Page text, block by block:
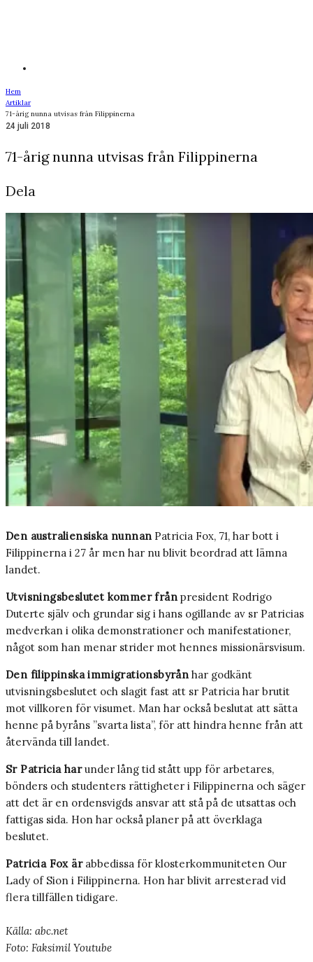
Hem
Artiklar
71-årig nunna utvisas från Filippinerna
24 juli 2018
71-årig nunna utvisas från Filippinerna
Dela
Den australiensiska nunnan Patricia Fox, 71, har bott i
Filippinerna i 27 år men har nu blivit beordrad att lämna
landet.
Utvisningsbeslutet kommer från president Rodrigo
Duterte själv och grundar sig i hans ogillande av sr Patricias
medverkan i olika demonstrationer och manifestationer,
något som han menar strider mot hennes missionärsvisum.
Den filippinska immigrationsbyrån har godkänt
utvisningsbeslutet och slagit fast att sr Patricia har brutit
mot villkoren för visumet. Man har också beslutat att sätta
henne på byråns ”svarta lista”, för att hindra henne från att
återvända till landet.
Sr Patricia harunder lång tid stått upp för arbetares,
bönders och studenters rättigheter i Filippinerna och säger
att det är en ordensvigds ansvar att stå på de utsattas och
fattigas sida. Hon har också planer på att överklaga
beslutet.
Patricia Fox ärabbedissa för klosterkommuniteten Our
Lady of Sion i Filippinerna. Hon har blivit arresterad vid
flera tillfällen tidigare.
Källa: abc.net
Foto: Faksimil Youtube